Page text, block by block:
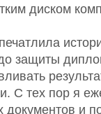
диском
защиты
С тех пор я
документов и